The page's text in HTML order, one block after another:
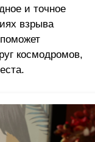
и точное
взрыва
космодромов,